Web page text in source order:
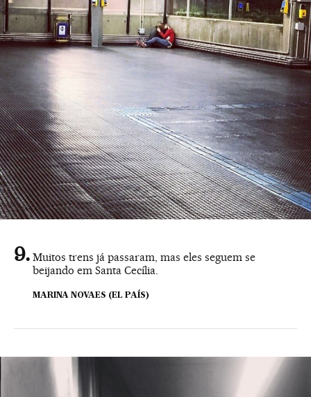
Muitos trens já passaram, mas eles seguem se
beijando em Santa Cecília.
MARINA NOVAES (EL PAÍS)